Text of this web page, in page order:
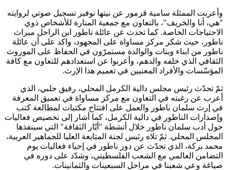
وأعربت الممثلة سامية قزمور عن نيتها توفير تسجيل صوتي لروايته
"هي، أنا والخريف"، بالتعاون مع جمعية المنارة للأشخاص ذوي
الاحتياجات الخاصة. كما تحدث عن عائلة ناطور ابن الراحل ميراث
ناطور، حيث شكر مركز مساواة على المجهود، واكد على أن عائلة
ناطور من ابناء وبنات والوالدة مستمرّون في الحفاظ على الموروث
الثقافي الذي خلفه والدهم، وأعربوا عن استعدادهم للتعاون مع كافة
المؤسّسات والأفراد المعنيين في تعميم هذا الإرث.
ثمّ تحدّث رئيس مجلس دالية الكرمل المحلي، رفيق حلبي، الذي
أعرب عن رغبته في التعاون مع مركز مساواة في تعميق المعرفة
في إرث سلمان ناطور والعمل على افتتاح مكتبات لمطالعة كتب
وإصدارات الناطور في دالية الكرمل، كما أشار إلى تخصيص فعاليات
حول أدب سلمان ناطور خلال أنشطة "أيّار الثقافة" التي سينفذها
المجلس المحلي. ثمّ تلاه رئيس لجنة المتابعة العليا للجماهير العربية،
محمد بركة، الذي تحدّث عن دور ناطور في إحياء فعاليات يوم
التضامن العالمي مع الشعب الفلسطيني، وشدّد على دوره في
صياغة وعي شعبنا في مراحل السبعينات والثمانينات.